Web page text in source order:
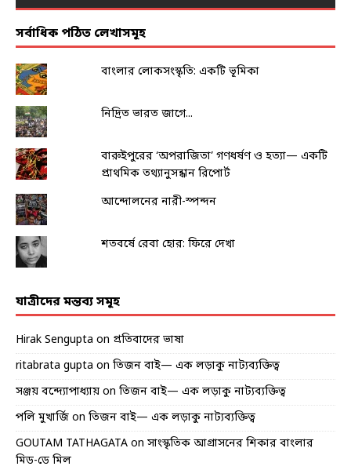
সর্বাধিক পঠিত লেখাসমূহ
বাংলার লোকসংস্কৃতি: একটি ভূমিকা
নিদ্রিত ভারত জাগে...
বারুইপুরের ‘অপরাজিতা’ গণধর্ষণ ও হত্যা— একটি
প্রাথমিক তথ্যানুসন্ধান রিপোর্ট
আন্দোলনের নারী-স্পন্দন
শতবর্ষে রেবা হোর: ফিরে দেখা
যাত্রীদের মন্তব্য সমূহ
Hirak Sengupta on প্রতিবাদের ভাষা
ritabrata gupta on তিজন বাই— এক লড়াকু নাট্যব্যক্তিত্ব
সঞ্জয় বন্দ্যোপাধ্যায় on তিজন বাই— এক লড়াকু নাট্যব্যক্তিত্ব
পলি মুখার্জি on তিজন বাই— এক লড়াকু নাট্যব্যক্তিত্ব
GOUTAM TATHAGATA on সাংস্কৃতিক আগ্রাসনের শিকার বাংলার
মিড-ডে মিল